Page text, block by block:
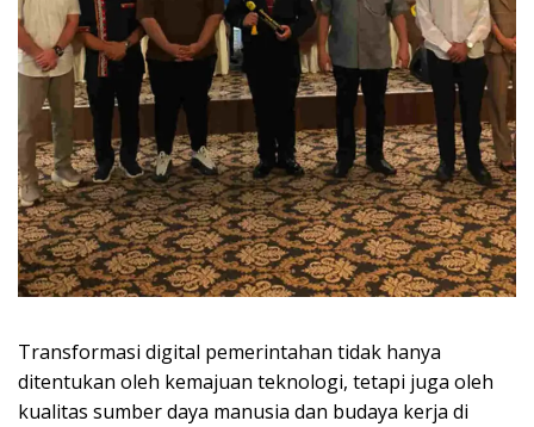
Transformasi digital pemerintahan tidak hanya
ditentukan oleh kemajuan teknologi, tetapi juga oleh
kualitas sumber daya manusia dan budaya kerja di